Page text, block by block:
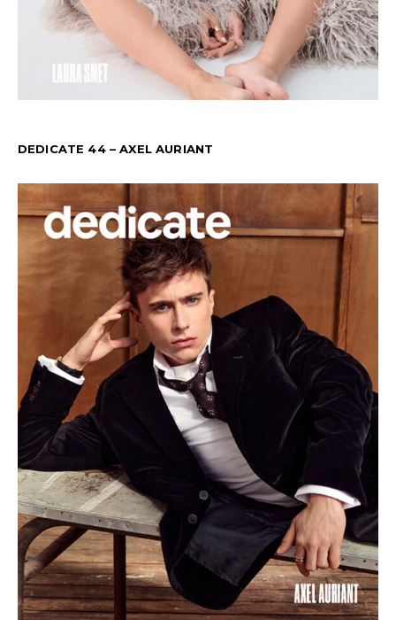
DEDICATE 44 – AXEL AURIANT